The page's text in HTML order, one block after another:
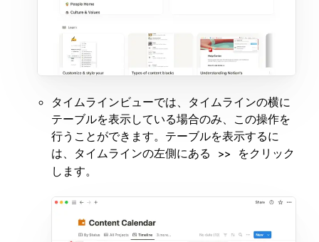
タイムラインビューでは、タイムラインの横に
テーブルを表示している場合のみ、この操作を
行うことができます。テーブルを表示するに
は、タイムラインの左側にある
>>
をクリック
します。